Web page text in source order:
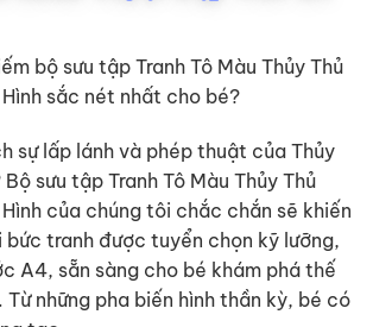
bộ sưu tập Tranh Tô Màu Thủy Thủ
sắc nét nhất cho bé?
sự lấp lánh và phép thuật của Thủy
sưu tập Tranh Tô Màu Thủy Thủ
của chúng tôi chắc chắn sẽ khiến
bức tranh được tuyển chọn kỹ lưỡng,
A4, sẵn sàng cho bé khám phá thế
những pha biến hình thần kỳ, bé có